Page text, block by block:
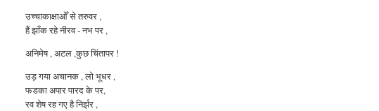
उच्चाकाक्षाओँ सेतरुवर ,
हैं झाँक रहे नीरव - नभ पर ,
अनिमेष , अटल ,कुछ चिंतापर !
उड़ गया अचानक , लो भूधर ,
फडकाअपार पारद के पर,
रव शेष रह गए है निर्झर ,